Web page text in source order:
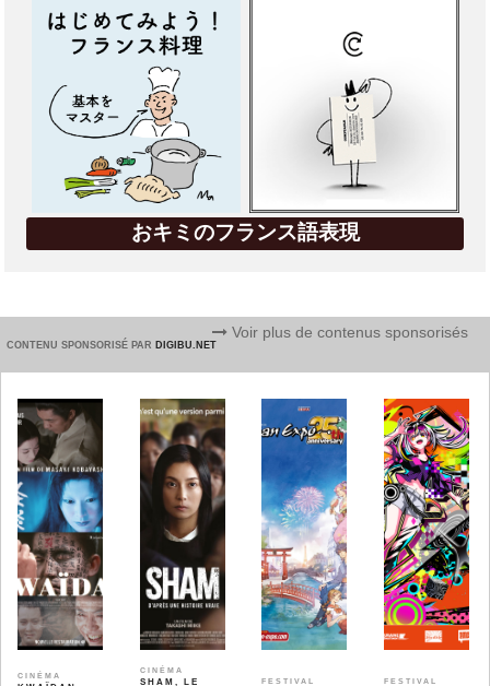
おキミのフランス語表現
CONTENU SPONSORISÉ PAR DIGIBU.NET
Voir plus de contenus sponsorisés
CINÉMA
CINÉMA
SHAM, LE
FESTIVAL FESTIVAL